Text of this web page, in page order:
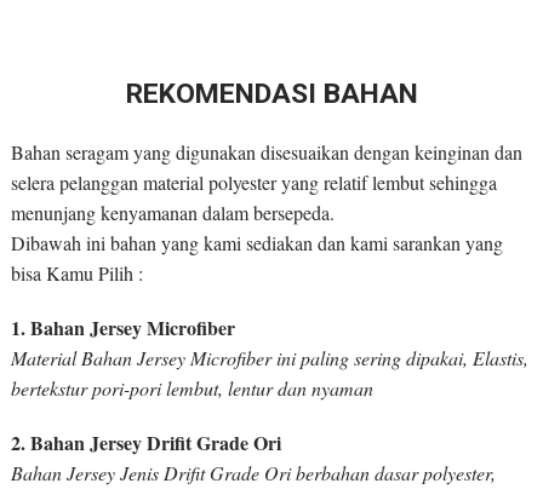
REKOMENDASI BAHAN
Bahan seragam yang digunakan disesuaikan dengan keinginan dan
selera pelanggan material polyester yang relatif lembut sehingga
menunjang kenyamanan dalam bersepeda.
Dibawah ini bahan yang kami sediakan dan kami sarankan yang
bisa Kamu Pilih :
1. Bahan Jersey Microfiber
Material Bahan Jersey Microfiber ini paling sering dipakai, Elastis,
bertekstur pori-pori lembut, lentur dan nyaman
2. Bahan Jersey Drifit Grade Ori
Bahan Jersey Jenis Drifit Grade Ori berbahan dasar polyester,